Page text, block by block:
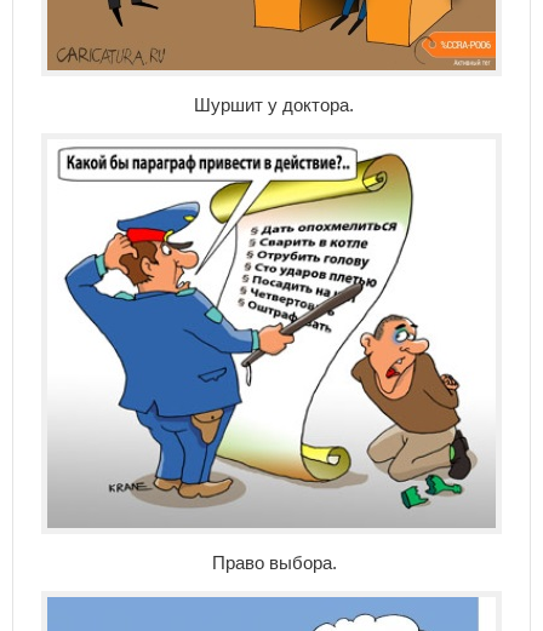
Шуршит у доктора.
Право выбора.